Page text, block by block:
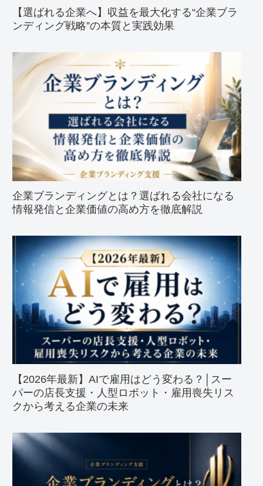
【選ばれる企業へ】収益を最大化する“企業ブラ
ンディング戦略”の本質と実践効果
企業ブランディングとは？選ばれる会社になる
情報発信と企業価値の高め方を徹底解説
【2026年最新】AIで雇用はどう変わる？│スー
パーの店長支援・人型ロボット・雇用喪失リス
クから考える企業の未来